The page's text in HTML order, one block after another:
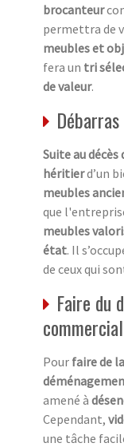
brocanteur
permettra de
meubles et
fera un tri
de valeur.
Suite au décès
héritierd’un
meubles
que
meubles
état. Il
de ceux qui
Faire du
commercial
Pour faire de
amené à
Cependant,
une tâche